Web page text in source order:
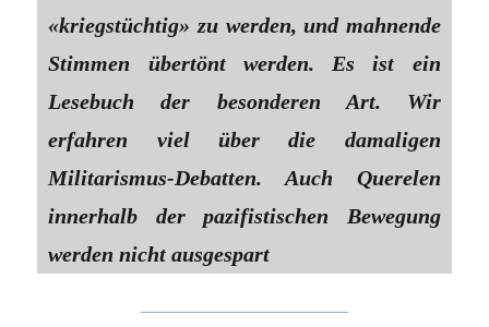
«kriegstüchtig» zu werden, und mahnende
Stimmen übertönt werden. Es ist ein
Lesebuch der besonderen Art. Wir
erfahren viel über die damaligen
Militarismus-Debatten. Auch Querelen
innerhalb der pazifistischen Bewegung
werden nicht ausgespart